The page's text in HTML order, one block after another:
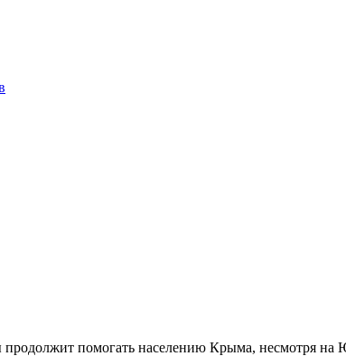
продолжит помогать населению Крыма, несмотря на